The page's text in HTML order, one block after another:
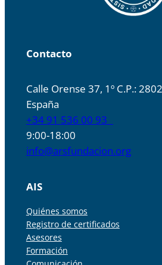
Contacto
Calle Orense 37, 1º C.P.:
España
+34 91 536 00 93
9:00-18:00
info@arsfundacion.org
AIS
Quiénes somos
Registro de certificados
Asesores
Formación